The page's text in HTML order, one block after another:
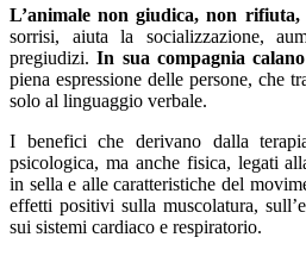
L’animale non giudica, non rifiuta,
sorrisi, aiuta la socializzazione,
pregiudizi.In sua compagnia
piena espressione delle persone, che
solo al linguaggio verbale.
I benefici che derivano dalla
psicologica, ma anche fisica, legati
in sella e alle caratteristiche del
effetti positivi sulla muscolatura,
sui sistemi cardiaco e respiratorio.